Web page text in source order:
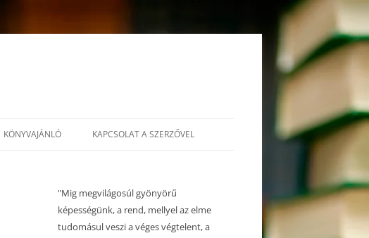
KÖNYVAJÁNLÓ KAPCSOLAT A SZERZŐVEL
"Mig megvilágosúl gyönyörű
képességünk, a rend, mellyel az elme
tudomásul veszi a véges végtelent, a